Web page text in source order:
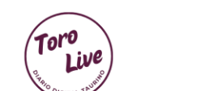
contenido